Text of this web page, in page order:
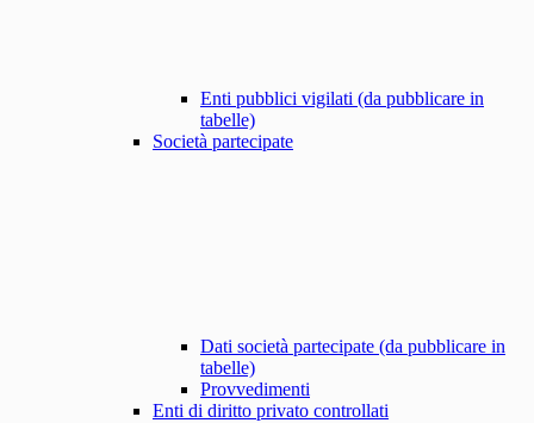
Enti pubblici vigilati (da pubblicare in
tabelle)
Società partecipate
Dati società partecipate (da pubblicare in
tabelle)
Provvedimenti
Enti di diritto privato controllati